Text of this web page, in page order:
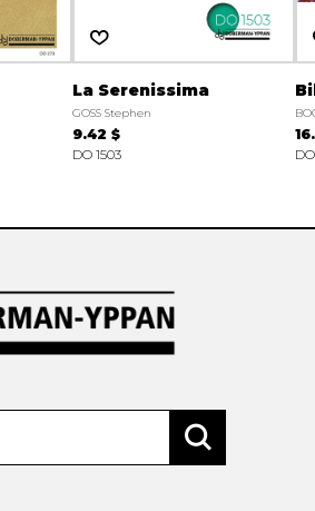
La Serenissima
GOSS Stephen
9.42 $
DO 1503